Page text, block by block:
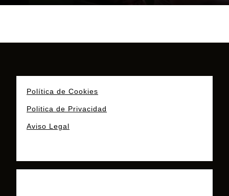
Política de Cookies
Politica de Privacidad
Aviso Legal